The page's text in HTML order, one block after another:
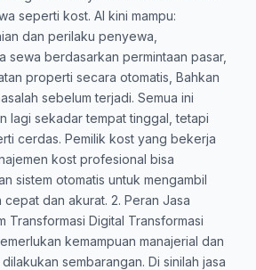
seperti kost. AI kini mampu:
dan perilaku penyewa,
sewa berdasarkan permintaan pasar,
properti secara otomatis, Bahkan
sebelum terjadi. Semua ini
lagi sekadar tempat tinggal, tetapi
cerdas. Pemilik kost yang bekerja
kost profesional bisa
sistem otomatis untuk mengambil
dan akurat. 2. Peran Jasa
Transformasi Digital Transformasi
kemampuan manajerial dan
sembarangan. Di sinilah jasa